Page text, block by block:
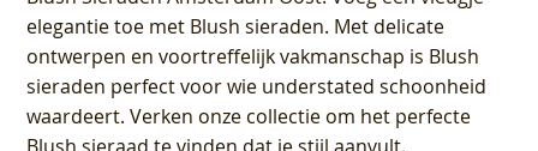
elegantie toe met Blush sieraden. Met delicate
ontwerpen en voortreffelijk vakmanschap is Blush
sieraden perfect voor wie understated schoonheid
waardeert. Verken onze collectie om het perfecte